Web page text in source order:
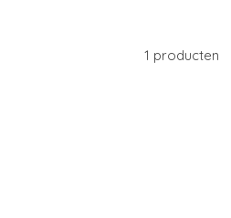
1 producten